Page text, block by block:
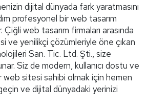
dijital dünyada fark yaratmasını
profesyonel bir web tasarım
Çiğli web tasarım firmaları arasında
ve yenilikçi çözümleriyle öne çıkan
San. Tic. Ltd. Şti., size
Siz de modern, kullanıcı dostu ve
web sitesi sahibi olmak için hemen
ve dijital dünyadaki yerinizi